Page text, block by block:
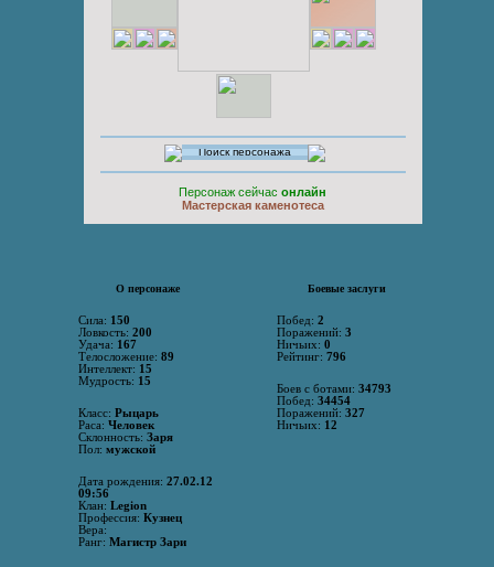
Персонаж сейчас онлайн
Мастерская каменотеса
О персонаже
Сила: 150
Ловкость: 200
Удача: 167
Телосложение: 89
Интеллект: 15
Мудрость: 15
Класс: Рыцарь
Раса: Человек
Склонность: Заря
Пол: мужской
Дата рождения: 27.02.12
09:56
Клан: Legion
Профессия: Кузнец
Вера:
Ранг: Магистр Зари
Боевые заслуги
Побед: 2
Поражений: 3
Ничьих: 0
Рейтинг: 796
Боев с ботами: 34793
Побед: 34454
Поражений: 327
Ничьих: 12